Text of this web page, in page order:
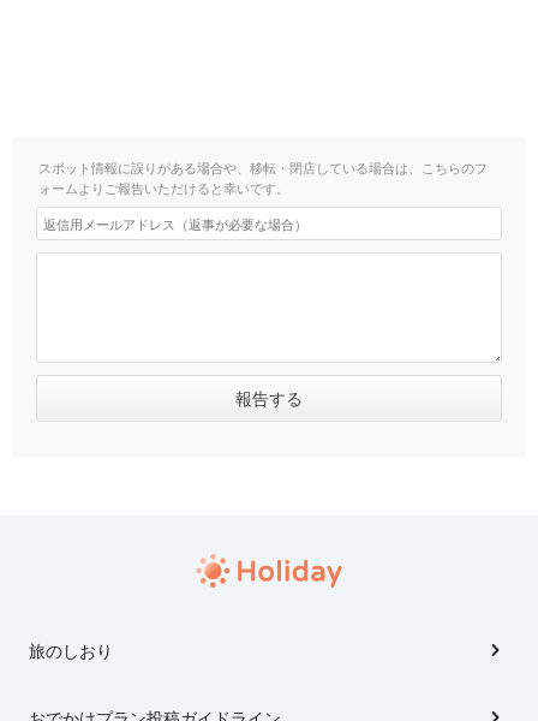
スポット情報に誤りがある場合や、移転・閉店している場合は、こちらのフ
ォームよりご報告いただけると幸いです。
旅のしおり